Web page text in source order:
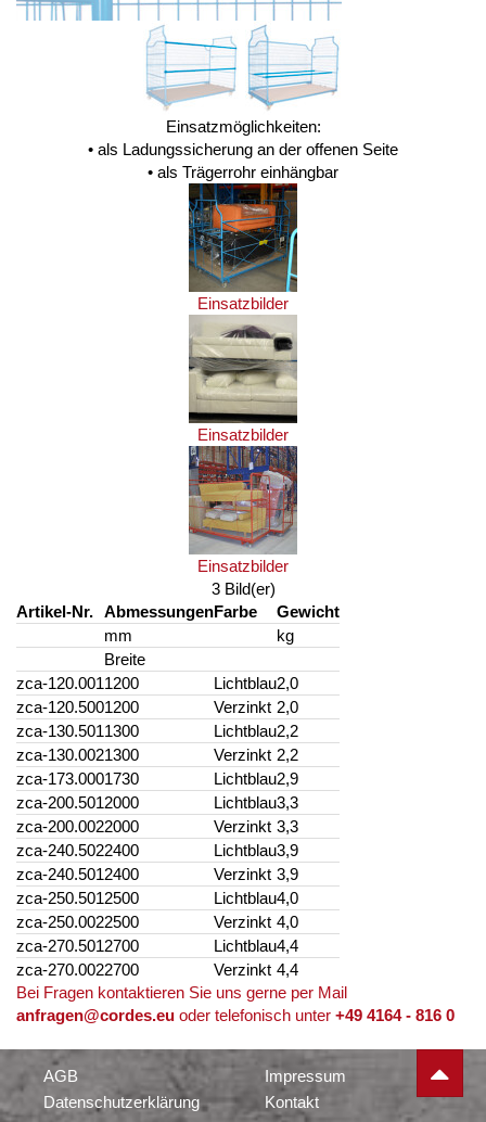
Einsatzmöglichkeiten:
• als Ladungssicherung an der offenen Seite
• als Trägerrohr einhängbar
Einsatzbilder
Einsatzbilder
Einsatzbilder
3 Bild(er)
Artikel-Nr. AbmessungenFarbe
Gewicht
mm
kg
Breite
zca-120.0011200 Lichtblau2,0
zca-120.5001200 Verzinkt 2,0
zca-130.5011300 Lichtblau2,2
zca-130.0021300 Verzinkt 2,2
zca-173.0001730 Lichtblau2,9
zca-200.5012000 Lichtblau3,3
zca-200.0022000 Verzinkt 3,3
zca-240.5022400 Lichtblau3,9
zca-240.5012400 Verzinkt 3,9
zca-250.5012500 Lichtblau4,0
zca-250.0022500 Verzinkt 4,0
zca-270.5012700 Lichtblau4,4
zca-270.0022700 Verzinkt 4,4
Bei Fragen kontaktieren Sie uns gerne per Mail
anfragen@cordes.eu oder telefonisch unter +49 4164 - 816 0
AGB
Datenschutzerklärung
Impressum
Kontakt